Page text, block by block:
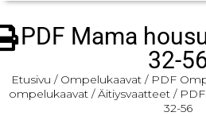
PDF Mama
32-
Etusivu / Ompelukaavat / PDF
ompelukaavat/Äitiysvaatteet/ PDF
32-56